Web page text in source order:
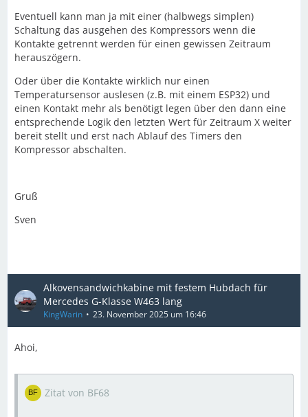
Eventuell kann man ja mit einer (halbwegs simplen)
Schaltung das ausgehen des Kompressors wenn die
Kontakte getrennt werden für einen gewissen Zeitraum
herauszögern.
Oder über die Kontakte wirklich nur einen
Temperatursensor auslesen (z.B. mit einem ESP32) und
einen Kontakt mehr als benötigt legen über den dann eine
entsprechende Logik den letzten Wert für Zeitraum X weiter
bereit stellt und erst nach Ablauf des Timers den
Kompressor abschalten.
Gruß
Sven
Alkovensandwichkabine mit festem Hubdach für
Mercedes G-Klasse W463 lang
KingWarin 23. November 2025 um 16:46
Ahoi,
Zitat von BF68